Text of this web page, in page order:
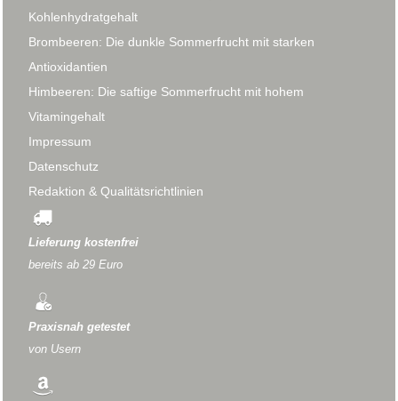
Kohlenhydratgehalt
Brombeeren: Die dunkle Sommerfrucht mit starken
Antioxidantien
Himbeeren: Die saftige Sommerfrucht mit hohem
Vitamingehalt
Impressum
Datenschutz
Redaktion & Qualitätsrichtlinien
Lieferung kostenfrei
bereits ab 29 Euro
Praxisnah getestet
von Usern